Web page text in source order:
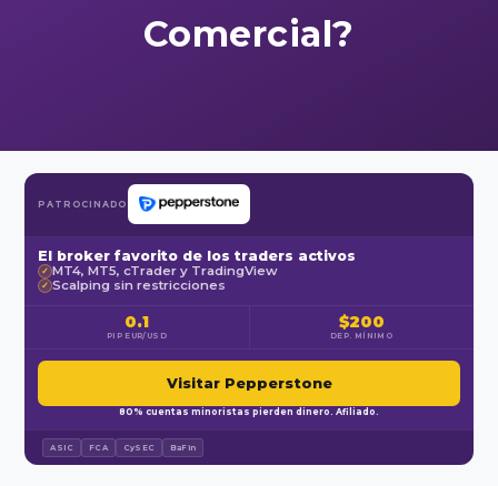
Comercial?
PATROCINADO
El broker favorito de los traders activos
✓ MT4, MT5, cTrader y TradingView
✓ Scalping sin restricciones
0.1
PIP EUR/USD
$200
DEP. MÍNIMO
Visitar Pepperstone
80% cuentas minoristas pierden dinero. Afiliado.
ASIC FCA CySEC BaFin